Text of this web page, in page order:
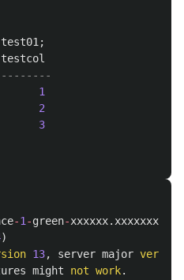
test01;
testcol
1
2
3
-1-green-xxxxxx.
)
13, server major version
might not work.